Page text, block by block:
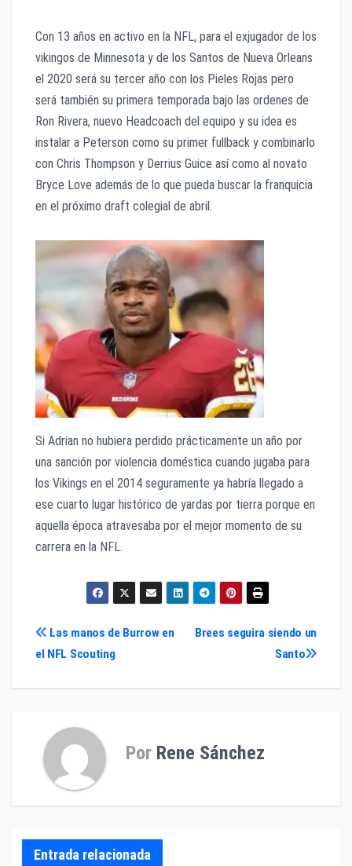
Con 13 años en activo en la NFL, para el exjugador de los
vikingos de Minnesota y de los Santos de Nueva Orleans
el 2020 será su tercer año con los Pieles Rojas pero
será también su primera temporada bajo las ordenes de
Ron Rivera, nuevo Headcoach del equipo y su idea es
instalar a Peterson como su primer fullback y combinarlo
con Chris Thompson y Derrius Guice así como al novato
Bryce Love además de lo que pueda buscar la franquicia
en el próximo draft colegial de abril.
Si Adrian no hubiera perdido prácticamente un año por
una sanción por violencia doméstica cuando jugaba para
los Vikings en el 2014 seguramente ya habría llegado a
ese cuarto lugar histórico de yardas por tierra porque en
aquella época atravesaba por el mejor momento de su
carrera en la NFL.
Navegación
Brees seguira siendo un
Santo
Las manos de Burrow en
el NFL Scouting
Por Rene Sánchez
Entrada relacionada